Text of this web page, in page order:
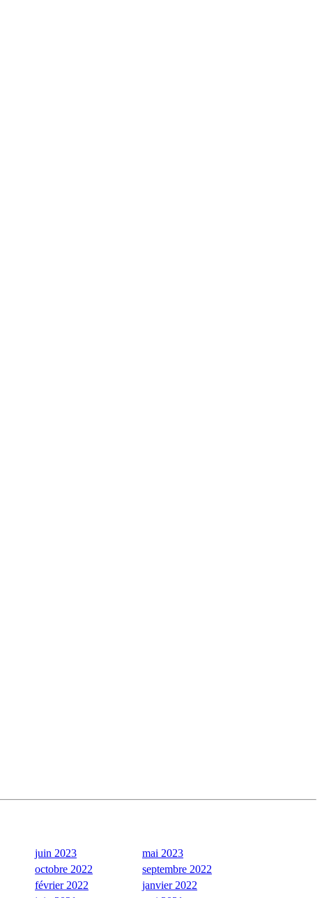
juin 2023
mai 2023
octobre 2022
septembre 2022
février 2022
janvier 2022